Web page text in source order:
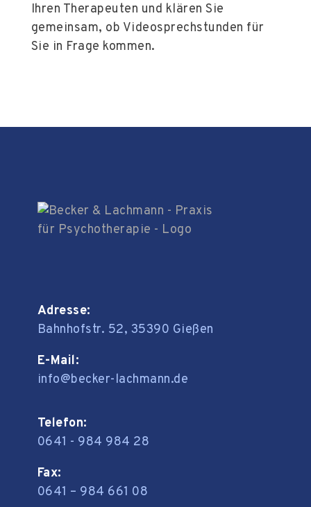
Ihren Therapeuten und klären Sie
gemeinsam, ob Videosprechstunden für
Sie in Frage kommen.
Adresse:
Bahnhofstr. 52, 35390 Gießen
E-Mail:
info@becker-lachmann.de
Telefon:
0641 - 984 984 28
Fax:
0641 – 984 661 08